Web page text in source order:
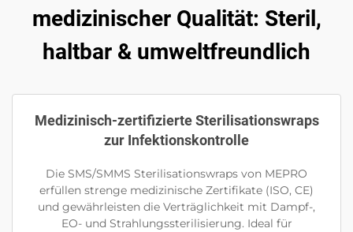
medizinischer Qualität: Steril,
haltbar & umweltfreundlich
Medizinisch-zertifizierte Sterilisationswraps
zur Infektionskontrolle
Die SMS/SMMS Sterilisationswraps von MEPRO
erfüllen strenge medizinische Zertifikate (ISO, CE)
und gewährleisten die Verträglichkeit mit Dampf-,
EO- und Strahlungssterilisierung. Ideal für